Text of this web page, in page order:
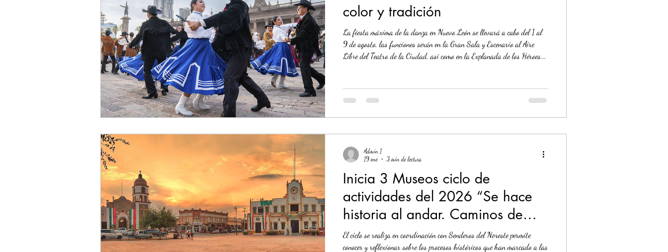
Elecciones2021NL Educación Economía Seguridad 1 enero 31abr
color y tradición
La fiesta máxima de la danza en Nuevo León se llevará a cabo del 1 al
9 de agosto, las funciones serán en la Gran Sala y Escenario al Aire
Libre del Teatro de la Ciudad, así como en la Explanada de los Héroes.
Danza Folklórica, considerado el encuentro dancístico más representativo
y emblemático de la entidad. Este magno evento, una de las muest
Inicia 3 Museos ciclo de
actividades del 2026 “Se hace
historia al andar. Caminos de
nuestros pueblos"
El ciclo se realiza en coordinación con Senderos del Noreste permite
conocer y reflexionar sobre los procesos históricos que han marcado a las
Admin 1
19 ene
3 min de lectura